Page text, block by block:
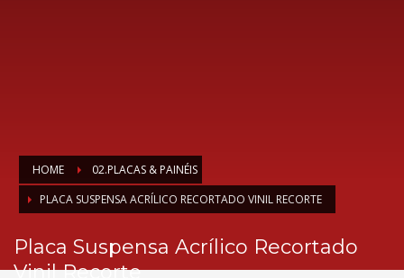
HOME
02.PLACAS & PAINÉIS
PLACA SUSPENSA ACRÍLICO RECORTADO VINIL RECORTE
Placa Suspensa Acrílico Recortado
Vinil Recorte